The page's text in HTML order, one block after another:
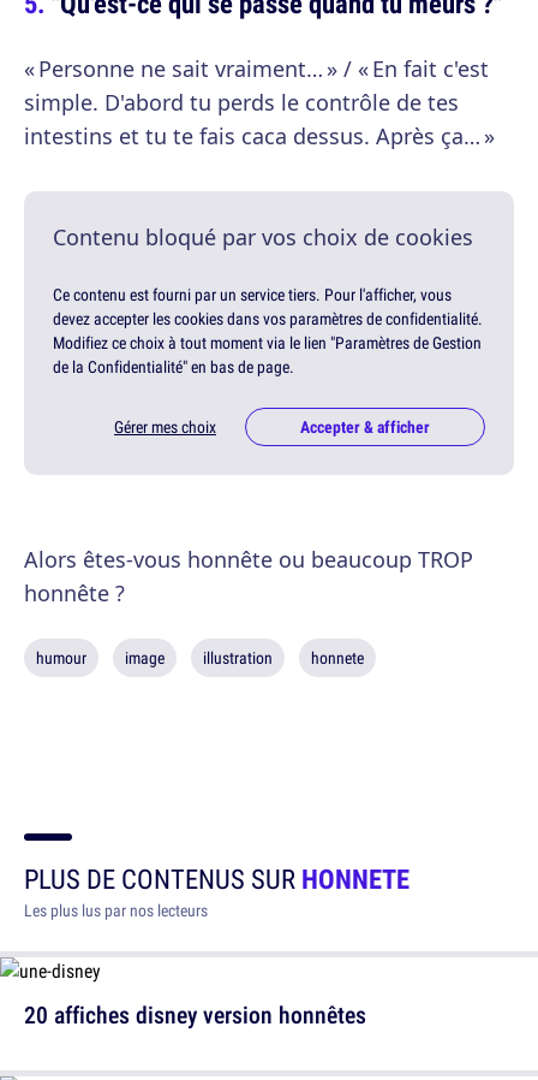
« Personne ne sait vraiment… » / « En fait c'est
simple. D'abord tu perds le contrôle de tes
intestins et tu te fais caca dessus. Après ça… »
Contenu bloqué par vos choix de cookies
Ce contenu est fourni par un service tiers. Pour l'afficher, vous
devez accepter les cookies dans vos paramètres de confidentialité.
Modifiez ce choix à tout moment via le lien "Paramètres de Gestion
de la Confidentialité" en bas de page.
Gérer mes choix Accepter & afficher
Alors êtes-vous honnête ou beaucoup TROP
honnête ?
humour image illustration honnete
PLUS DE CONTENUS SURHONNETE
Les plus lus par nos lecteurs
20 affiches disney version honnêtes